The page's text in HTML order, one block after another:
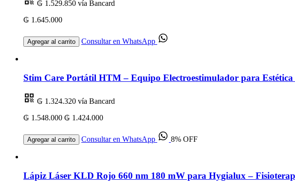
₲ 1.529.850 vía Bancard
₲ 1.645.000
Agregar al carrito Consultar en WhatsApp
Stim Care Portátil HTM – Equipo Electroestimulador para Estética
₲ 1.324.320 vía Bancard
₲ 1.548.000 ₲ 1.424.000
Agregar al carrito Consultar en WhatsApp 8% OFF
Lápiz Láser KLD Rojo 660 nm 180 mW para Hygialux –